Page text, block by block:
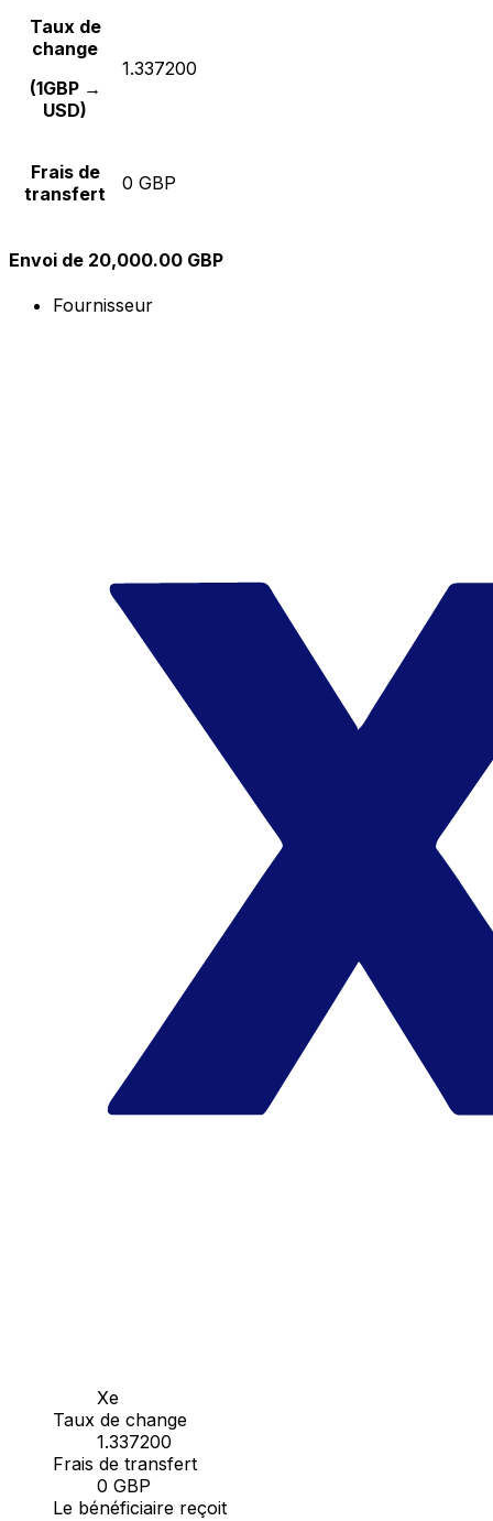
Taux de
change
(1GBP →
USD)
1.337200
Frais de
transfert
0 GBP
Envoi de 20,000.00 GBP
Fournisseur
Xe
Taux de change
1.337200
Frais de transfert
0 GBP
Le bénéficiaire reçoit